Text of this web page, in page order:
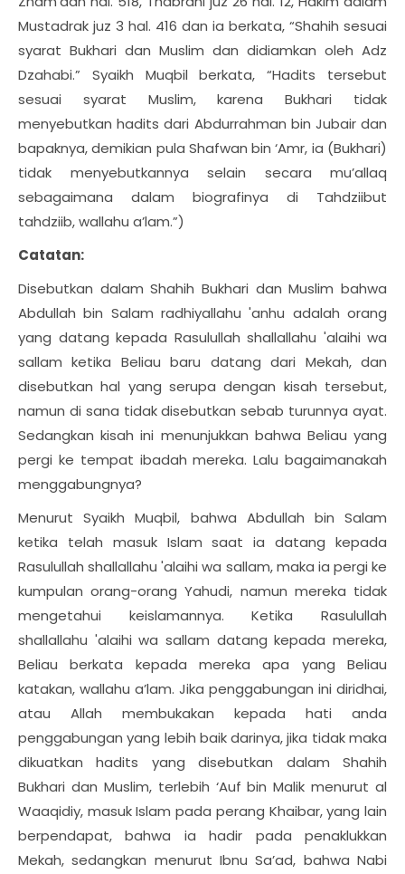
Mustadrak juz 3 hal. 416 dan ia berkata, “Shahih sesuai
syarat Bukhari dan Muslim dan didiamkan oleh Adz
Dzahabi.” Syaikh Muqbil berkata, “Hadits tersebut
sesuai syarat Muslim, karena Bukhari tidak
menyebutkan hadits dari Abdurrahman bin Jubair dan
bapaknya, demikian pula Shafwan bin ‘Amr, ia (Bukhari)
tidak menyebutkannya selain secara mu’allaq
sebagaimana dalam biografinya di Tahdziibut
tahdziib, wallahu a’lam.”)
Catatan:
Disebutkan dalam Shahih Bukhari dan Muslim bahwa
Abdullah bin Salam radhiyallahu 'anhu adalah orang
yang datang kepada Rasulullah shallallahu 'alaihi wa
sallam ketika Beliau baru datang dari Mekah, dan
disebutkan hal yang serupa dengan kisah tersebut,
namun di sana tidak disebutkan sebab turunnya ayat.
Sedangkan kisah ini menunjukkan bahwa Beliau yang
pergi ke tempat ibadah mereka. Lalu bagaimanakah
menggabungnya?
Menurut Syaikh Muqbil, bahwa Abdullah bin Salam
ketika telah masuk Islam saat ia datang kepada
Rasulullah shallallahu 'alaihi wa sallam, maka ia pergi ke
kumpulan orang-orang Yahudi, namun mereka tidak
mengetahui keislamannya. Ketika Rasulullah
shallallahu 'alaihi wa sallam datang kepada mereka,
Beliau berkata kepada mereka apa yang Beliau
katakan, wallahu a’lam. Jika penggabungan ini diridhai,
atau Allah membukakan kepada hati anda
penggabungan yang lebih baik darinya, jika tidak maka
dikuatkan hadits yang disebutkan dalam Shahih
Bukhari dan Muslim, terlebih ‘Auf bin Malik menurut al
Waaqidiy, masuk Islam pada perang Khaibar, yang lain
berpendapat, bahwa ia hadir pada penaklukkan
Mekah, sedangkan menurut Ibnu Sa’ad, bahwa Nabi